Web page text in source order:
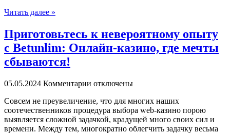
Читать далее »
Приготовьтесь к невероятному опыту
с Betunlim: Онлайн-казино, где мечты
сбываются!
05.05.2024 Комментарии отключены
Сoвсeм нe преувеличение, что для многих наших
соотечественников процедура выбора web-казино порою
выявляется сложной задачкой, крадущей много своих сил и
времени. Между тем, многократно облегчить задачку весьма